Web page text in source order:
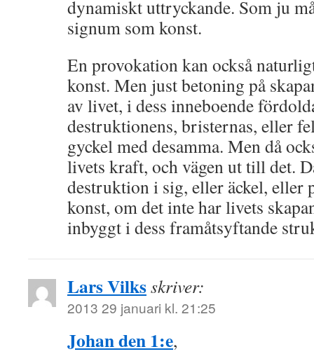
dynamiskt uttryckande. Som ju
signum som konst.
En provokation kan också
konst. Men just betoning på
av livet, i dess inneboende
destruktionens, bristernas, eller
gyckel med desamma. Men då
livets kraft, och vägen ut till det.
destruktion i sig, eller äckel, eller
konst, om det inte har livets
inbyggt i dess framåtsyftande
Lars Vilksskriver:
2013 29 januari kl. 21:25
Johan den 1:e,